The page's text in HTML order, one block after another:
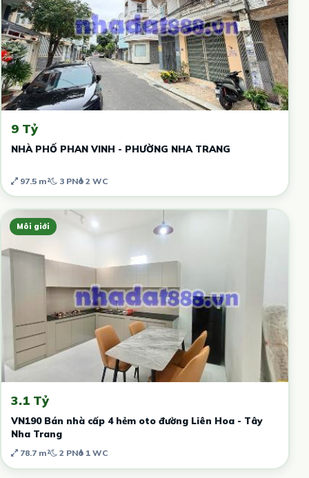
9 Tỷ
NHÀ PHỐ PHAN VINH - PHƯỜNG NHA TRANG
97.5 m² 3 PN 2 WC
Môi giới
3.1 Tỷ
VN190 Bán nhà cấp 4 hẻm oto đường Liên Hoa - Tây
Nha Trang
78.7 m² 2 PN 1 WC